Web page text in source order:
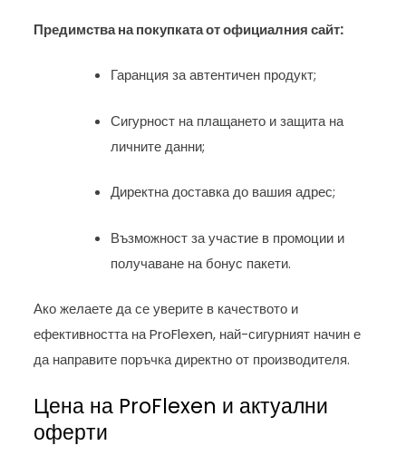
Предимства на покупката от официалния сайт:
Гаранция за автентичен продукт;
Сигурност на плащането и защита на
личните данни;
Директна доставка до вашия адрес;
Възможност за участие в промоции и
получаване на бонус пакети.
Ако желаете да се уверите в качеството и
ефективността на ProFlexen, най-сигурният начин е
да направите поръчка директно от производителя.
Цена на ProFlexen и актуални
оферти